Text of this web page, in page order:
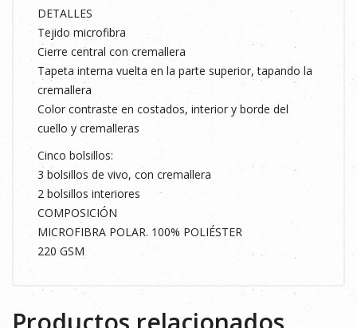
DETALLES
Tejido microfibra
Cierre central con cremallera
Tapeta interna vuelta en la parte superior, tapando la
cremallera
Color contraste en costados, interior y borde del
cuello y cremalleras
Cinco bolsillos:
3 bolsillos de vivo, con cremallera
2 bolsillos interiores
COMPOSICIÓN
MICROFIBRA POLAR. 100% POLIÉSTER
220 GSM